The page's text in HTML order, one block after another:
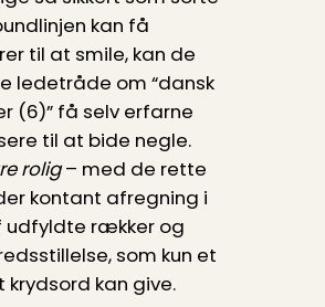
kan få
til at smile, kan de
ledetråde om “dansk
(6)” få selv erfarne
til at bide negle.
rolig– med de rette
kontant afregning i
udfyldte rækker og
som kun et
kan give.